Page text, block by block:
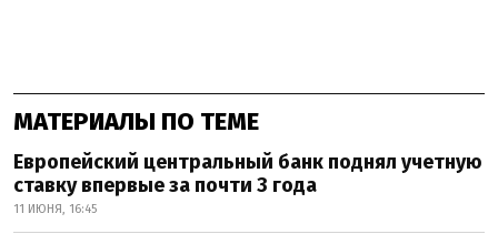
МАТЕРИАЛЫ ПО ТЕМЕ
Европейский центральный банк поднял учетную
ставку впервые за почти 3 года
11 ИЮНЯ, 16:45